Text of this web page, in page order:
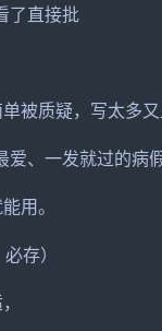
直接批
质疑，写太多又
、一发就过的病
用。
存）